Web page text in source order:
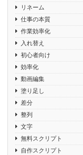
リネーム
仕事の本質
作業効率化
入れ替え
初心者向け
効率化
動画編集
塗り足し
差分
整列
文字
無料スクリプト
自作スクリプト